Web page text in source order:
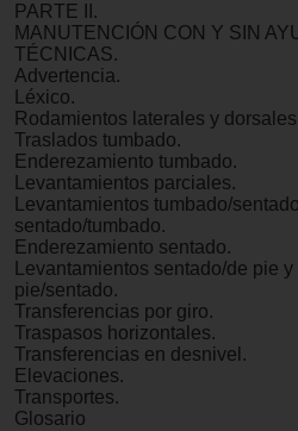
PARTE II.
MANUTENCIÓN CON Y SIN
TÉCNICAS.
Advertencia.
Léxico.
Rodamientos laterales y
Traslados tumbado.
Enderezamiento tumbado.
Levantamientos parciales.
Levantamientos tumbado/
sentado/tumbado.
Enderezamiento sentado.
Levantamientos sentado/de pie
pie/sentado.
Transferencias por giro.
Traspasos horizontales.
Transferencias en desnivel.
Elevaciones.
Transportes.
Glosario